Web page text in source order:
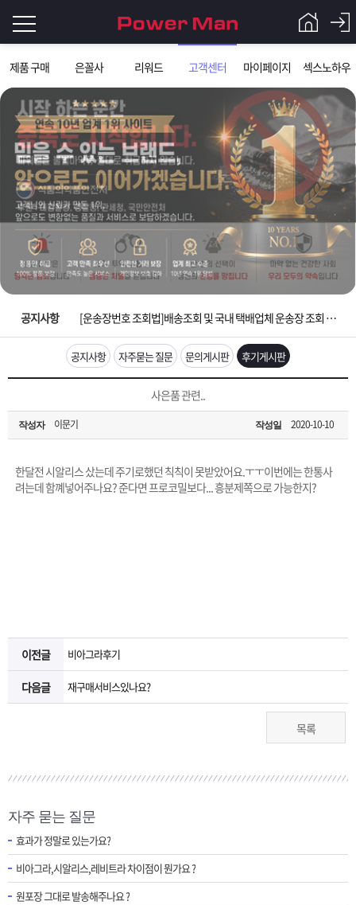
제품 구매 은꼴사 리워드 고객센터 마이페이지 섹스노하우
그
인
이
필
요
니
로
Q&A
파
워
맨
제
품
은
노
하
객
센
마
이
주
공지사항
입금확인이 안되는 상황을 대비해 꼭 입금후 고객센터 연락바랍니다.
[2026구정 연휴]설 연휴 배송 및 휴무 안내
[운송장번호 조회법]배송조회 및 국내 택배업체 운송장 조회 하는법
[ios앱 오픈]아이폰 고객 앱설치 가능합니다.
[무인택배함 이용 안내] 집 밖에 주소로 택배 받기
입금확인이 안되는 상황을 대비해 꼭 입금후 고객센터 연락바랍니다.
[2026구정 연휴]설 연휴 배송 및 휴무 안내
공지사항 자주묻는 질문 문의게시판 후기게시판
사은품 관련..
작성자 이문기 작성일 2020-10-10
한달전 시알리스 샀는데 주기로했던 칙칙이 못받았어요.ㅜㅜ이번에는 한통사
려는데 함꼐넣어주나요? 준다면 프로코밀보다... 흥분제쪽으로 가능한지?
이전글 비아그라후기
다음글 재구매서비스있나요?
목록
자주 묻는 질문
효과가 정말로 있는가요?
비아그라,시알리스,레비트라 차이점이 뭔가요 ?
원포장 그대로 발송해주나요 ?